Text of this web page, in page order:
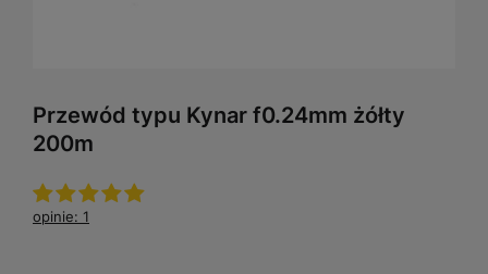
Przewód typu Kynar f0.24mm żółty
200m
opinie: 1